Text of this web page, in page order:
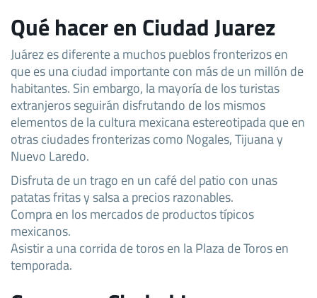
Qué hacer en Ciudad Juarez
Juárez es diferente a muchos pueblos fronterizos en
que es una ciudad importante con más de un millón de
habitantes. Sin embargo, la mayoría de los turistas
extranjeros seguirán disfrutando de los mismos
elementos de la cultura mexicana estereotipada que en
otras ciudades fronterizas como Nogales, Tijuana y
Nuevo Laredo.
Disfruta de un trago en un café del patio con unas
patatas fritas y salsa a precios razonables.
Compra en los mercados de productos típicos
mexicanos.
Asistir a una corrida de toros en la Plaza de Toros en
temporada.